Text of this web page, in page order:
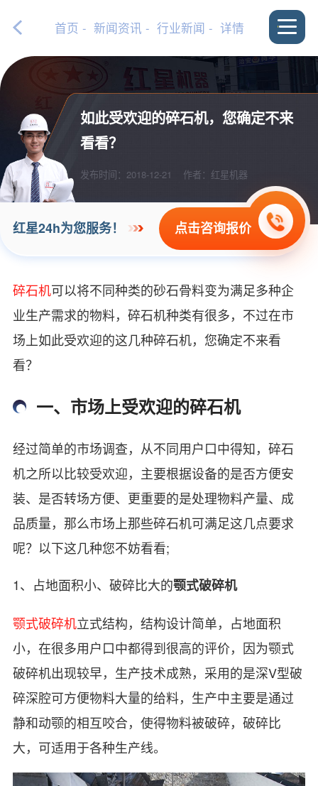
首页 - 新闻资讯 - 行业新闻 - 详情
如此受欢迎的碎石机，您确定不来
看看？
发布时间：2018-12-21 作者：红星机器
红星24h为您服务！ 点击咨询报价
碎石机可以将不同种类的砂石骨料变为满足多种企
业生产需求的物料，碎石机种类有很多，不过在市
场上如此受欢迎的这几种碎石机，您确定不来看
看？
一、市场上受欢迎的碎石机
经过简单的市场调查，从不同用户口中得知，碎石
机之所以比较受欢迎，主要根据设备的是否方便安
装、是否转场方便、更重要的是处理物料产量、成
品质量，那么市场上那些碎石机可满足这几点要求
呢？以下这几种您不妨看看;
1、占地面积小、破碎比大的颚式破碎机
颚式破碎机立式结构，结构设计简单，占地面积
小，在很多用户口中都得到很高的评价，因为颚式
破碎机出现较早，生产技术成熟，采用的是深V型破
碎深腔可方便物料大量的给料，生产中主要是通过
静和动颚的相互咬合，使得物料被破碎，破碎比
大，可适用于各种生产线。